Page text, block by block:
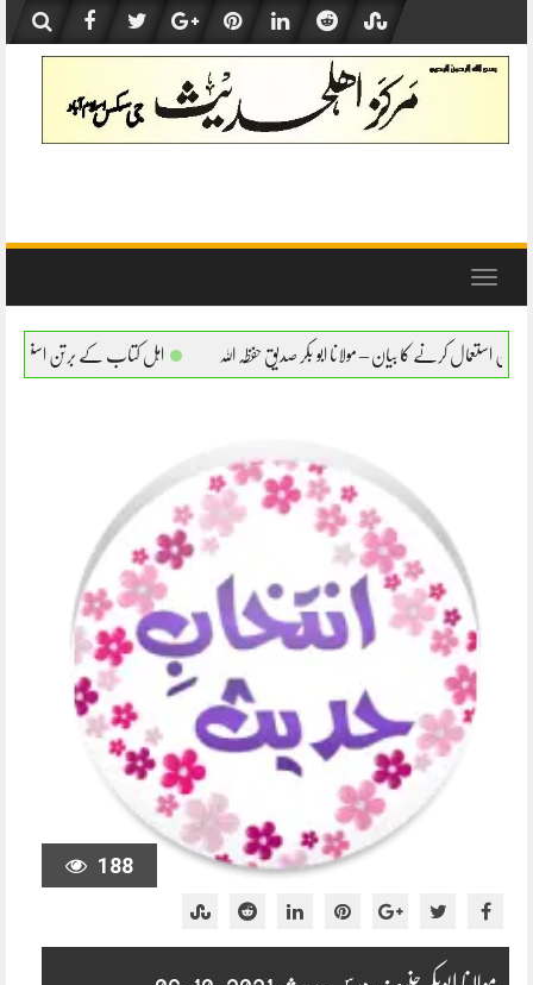
content
Toggle
ابو بکر صدیق حفظہ اللہ اہل کتاب کے برتن استعمال کرنے کا بیان – مولانا ابو بکر
188